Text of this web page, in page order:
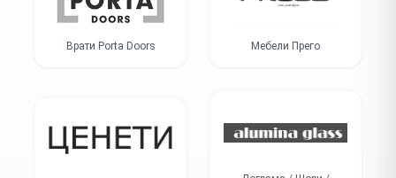
Врати Porta Doors Мебели Прего